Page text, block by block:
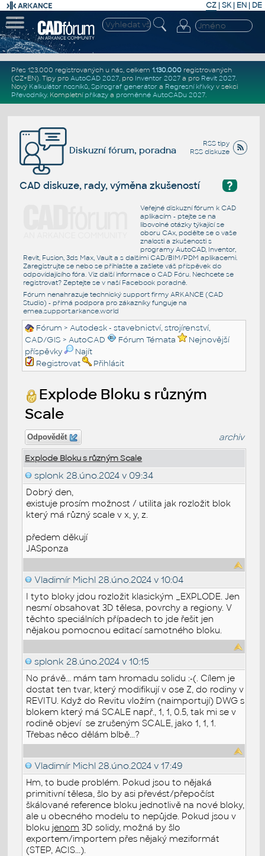
CZ | SK| EN | DE
Přes 123.000 registrovaných u nás, celkem 1.130.000registrovaných
(CZ+EN). Tipy pro AutoCAD 2027, pro Inventor 2027a pro Revit 2027.
Nový Kalkulátor nosníků, Spirograf generátor a Regresní křivkyv sekci
Převodníky. Kompletní příkazya proměnné AutoCADu 2027.
RSS tipy
RSS diskuze
Diskuzní fórum, poradna
?
CAD diskuze, rady, výměna zkušeností
Veřejné diskuzní fórum k CAD
aplikacím - ptejte se na
libovolné otázky týkající se
oboru CAx, podělte se o vaše
znalosti a zkušenosti s
programy AutoCAD, Inventor,
Revit, Fusion, 3ds Max, Vault a s dalšími CAD/BIM/PDM aplikacemi.
Zaregistrujte se nebo se přihlašte a zašlete váš příspěvek do
odpovídajícího fóra. Viz další informace o CAD Fóru. Nechcete se
registrovat? Zeptejte se v naší Facebook poradně.
Fórum nenahrazuje technický support firmy ARKANCE (CAD
Studio) - přímá podpora pro zákazníky funguje na
emea.support.arkance.world
Fórum >Autodesk - stavebnictví, strojírenství,
CAD/GIS >AutoCAD Fórum Témata
Nejnovější
příspěvky
Najít
Registrovat
Přihlásit
Explode Bloku s různým
Scale
Odpovědět archiv
Explode Bloku s různým Scale
splonk 28.úno.2024 v 09:34
Dobrý den,
existuje prosím možnost / utilita jak rozložit blok
který má různý scale v x, y, z.
předem děkují
JASponza
Vladimír Michl 28.úno.2024 v 10:04
I tyto bloky jdou rozložit klasickým _EXPLODE. Jen
nesmí obsahovat 3D tělesa, povrchy a regiony. V
těchto speciálních případech to jde řešit jen
nějakou pomocnou editací samotného bloku.
splonk 28.úno.2024 v 10:15
No právě... mám tam hromadu solidu :-(. Cílem je
dostat ten tvar, který modifikují v ose Z, do rodiny v
REVITU. Když do Revitu vložím (naimportují) DWG s
blokem který má SCALE např., 1, 1, 0.5, tak mi se v
rodině objeví se zrušeným SCALE, jako 1, 1, 1.
Třebas něco dělám blbě...?
Vladimír Michl 28.úno.2024 v 17:49
Hm, to bude problém. Pokud jsou to nějaká
primitivní tělesa, šlo by asi převést/přepočíst
škálované reference bloku jednotlivě na nové bloky,
ale u obecného modelu to nepůjde. Pokud jsou v
bloku jenom 3D solidy, možná by šlo
exportem/importem přes nějaký meziformát
(STEP, ACIS...).